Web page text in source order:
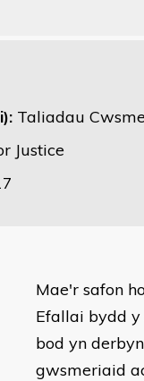
Taliadau
Justice
Mae'r safon
Efallai bydd y
bod yn
gwsmeriaid